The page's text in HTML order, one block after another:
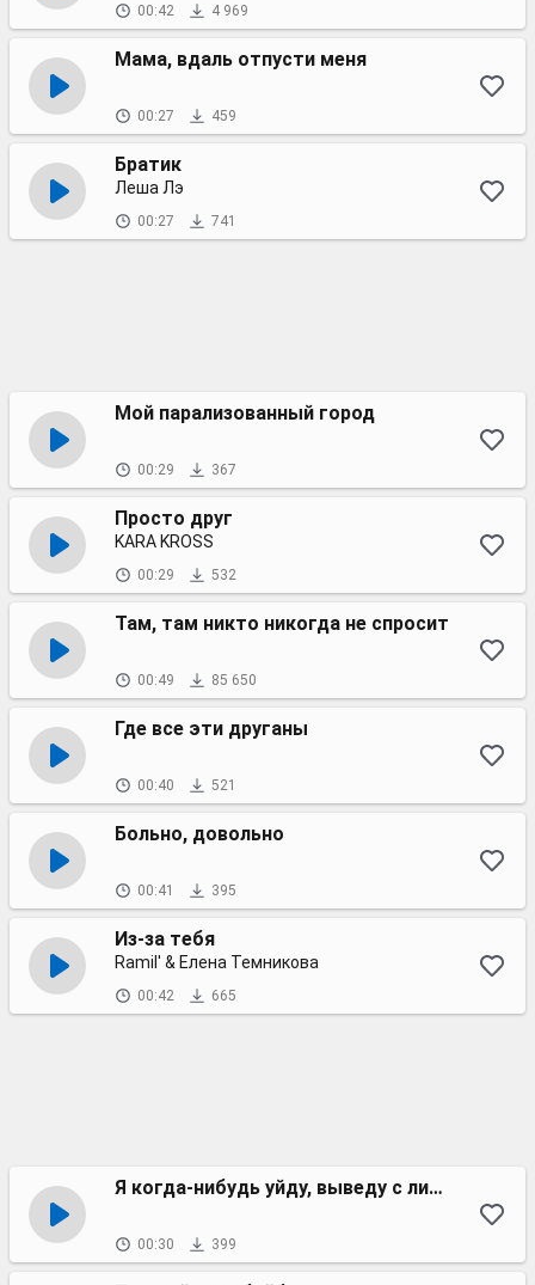
00:42 4 969
Мама, вдаль отпусти меня
00:27 459
Братик
Леша Лэ
00:27 741
Мой парализованный город
00:29 367
Просто друг
KARA KROSS
00:29 532
Там, там никто никогда не спросит
00:49 85 650
Где все эти друганы
00:40 521
Больно, довольно
00:41 395
Из-за тебя
Ramil' & Елена Темникова
00:42 665
Я когда-нибудь уйду, выведу с лица тату
00:30 399